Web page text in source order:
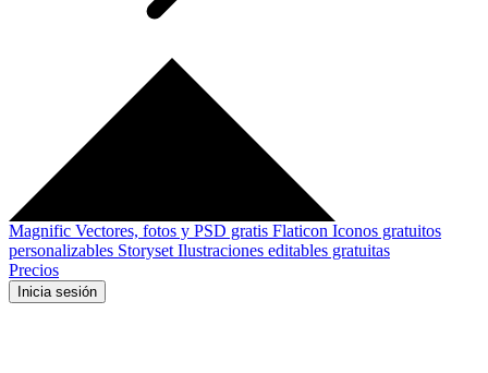
Magnific Vectores, fotos y PSD gratis Flaticon Iconos gratuitos
personalizables Storyset Ilustraciones editables gratuitas
Precios
Inicia sesión